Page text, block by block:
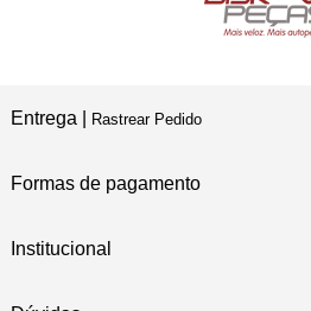
Entrega | Rastrear Pedido
Formas de pagamento
Institucional